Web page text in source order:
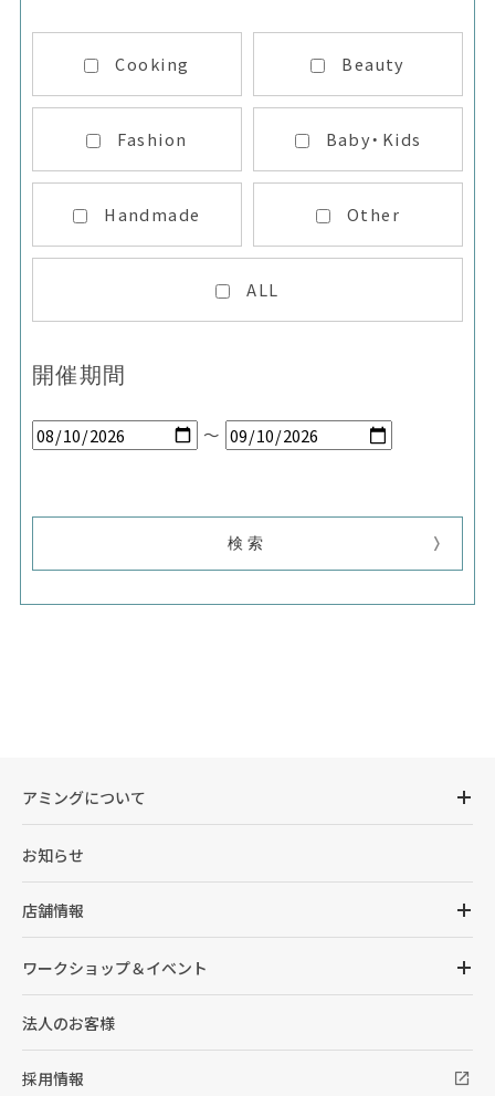
Cooking Beauty
Fashion Baby・Kids
Handmade Other
ALL
開催期間
～
アミングについて
お知らせ
店舗情報
ワークショップ＆イベント
法人のお客様
採用情報